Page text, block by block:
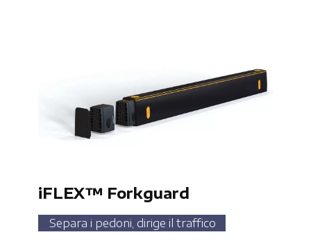
iFLEX™ Forkguard
Separa i pedoni, dirige il traffico